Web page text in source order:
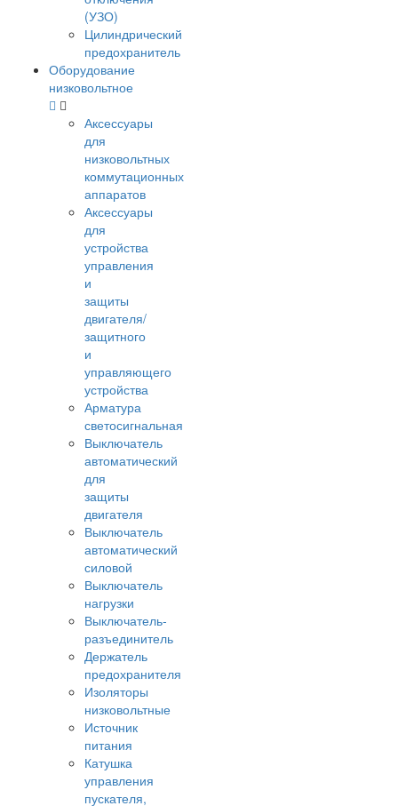
(УЗО)
Цилиндрический
предохранитель
Оборудование
низковольтное
Аксессуары
для
низковольтных
коммутационных
аппаратов
Аксессуары
для
устройства
управления
и
защиты
двигателя/
защитного
и
управляющего
устройства
Арматура
светосигнальная
Выключатель
автоматический
для
защиты
двигателя
Выключатель
автоматический
силовой
Выключатель
нагрузки
Выключатель-
разъединитель
Держатель
предохранителя
Изоляторы
низковольтные
Источник
питания
Катушка
управления
пускателя,